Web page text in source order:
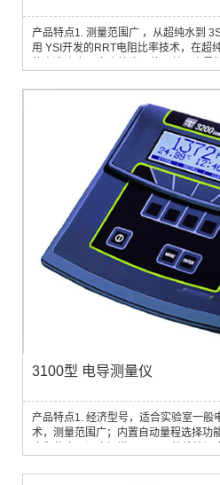
产品特点1. 测量范围广 ，从超纯水到
用 YSI开发的RRT电阻比率技术，在超
线（超纯水或天然水）或自行设置非线
（预置两条，自编六条）5. 可存储 100
液晶显示屏，触感式按...
3100型 电导测量仪
产品特点1. 经济型号，适合实验室一般
术，测量范围广；内置自动量程选择功